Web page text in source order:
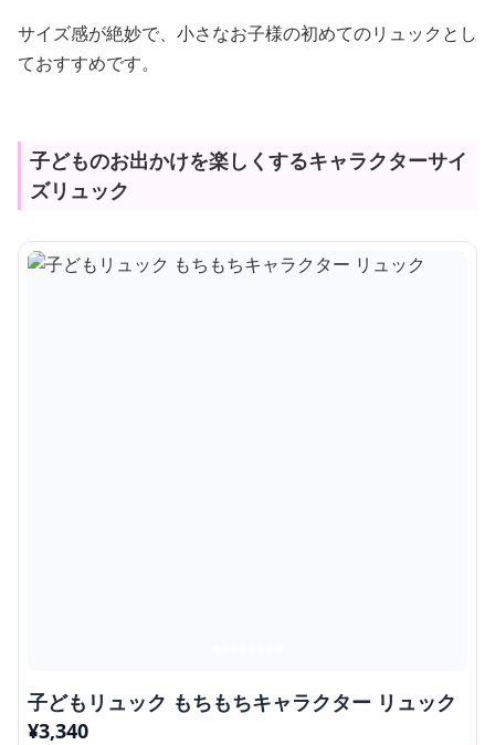
サイズ感が絶妙で、小さなお子様の初めてのリュックとし
ておすすめです。
子どものお出かけを楽しくするキャラクターサイ
ズリュック
子どもリュック もちもちキャラクター リュック
¥3,340